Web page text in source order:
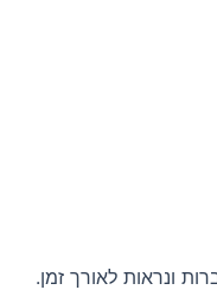
ונראות לאורך זמן.